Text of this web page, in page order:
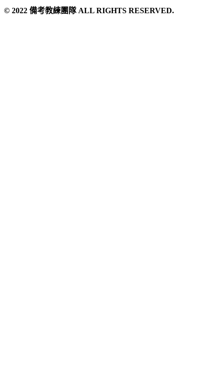
©️ 2022 備考教練團隊 ALL RIGHTS RESERVED.